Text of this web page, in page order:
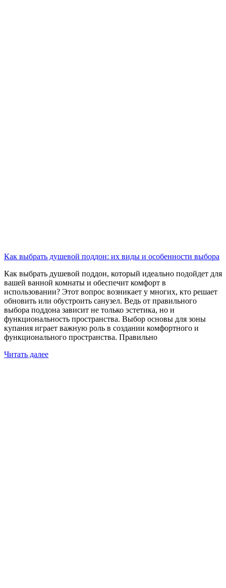
Как выбрать душевой поддон: их виды и особенности выбора
Как выбрать душевой поддон, который идеально подойдет для
вашей ванной комнаты и обеспечит комфорт в
использовании? Этот вопрос возникает у многих, кто решает
обновить или обустроить санузел. Ведь от правильного
выбора поддона зависит не только эстетика, но и
функциональность пространства. Выбор основы для зоны
купания играет важную роль в создании комфортного и
функционального пространства. Правильно
Читать далее